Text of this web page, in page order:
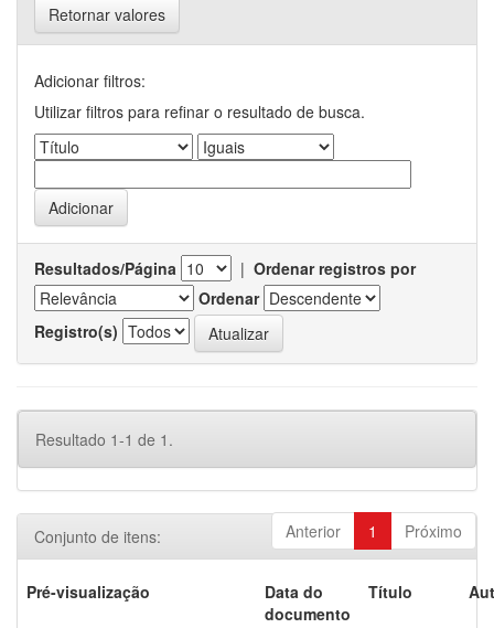
Retornar valores
Adicionar filtros:
Utilizar filtros para refinar o resultado de busca.
Resultados/Página | Ordenar registros por
Ordenar
Registro(s)
Resultado 1-1 de 1.
Anterior 1 Próximo
Conjunto de itens:
Pré-visualização
Data do
documento
Título